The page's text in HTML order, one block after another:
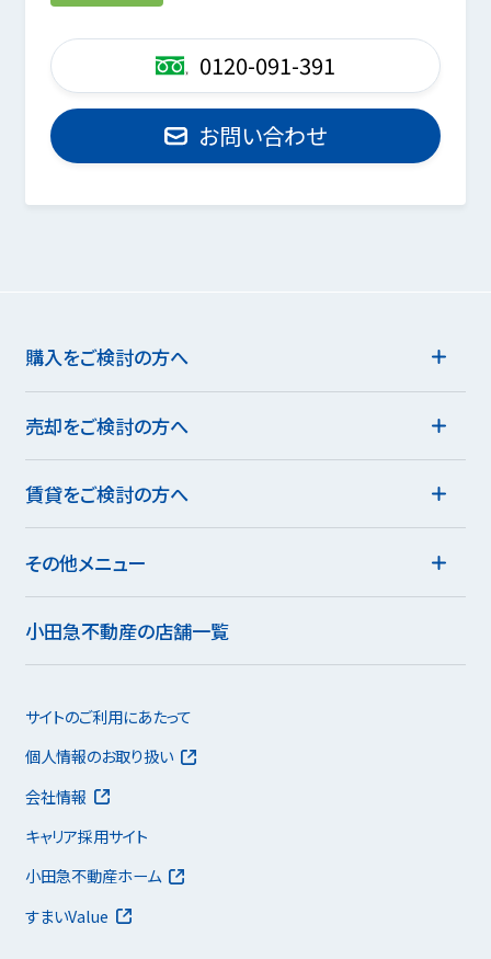
0120-091-391
お問い合わせ
購入をご検討の方へ
売却をご検討の方へ
賃貸をご検討の方へ
その他メニュー
小田急不動産の店舗一覧
サイトのご利用にあたって
個人情報のお取り扱い
会社情報
キャリア採用サイト
小田急不動産ホーム
すまいValue